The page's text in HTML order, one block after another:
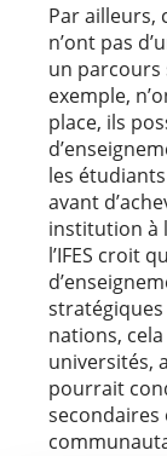
Par ailleurs,
n’ont pas
un parcours
exemple,
place, ils
les
avant
institution à
l’IFES croit
nations,
universités,
pourrait
secondaires